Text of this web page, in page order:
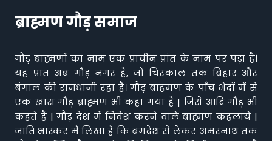
ब्राह्मण गौड़ समाज
गौड़ ब्राह्मणों का नाम एक प्राचीन प्रांत के नाम पर पड़ा है।
यह प्रांत अब गौड़ नगर है, जो चिरकाल तक बिहार और
बंगाल की राजधानी रहा है। गौड़ ब्राहमण के पाँच भेदों में से
एक खास गौड़ ब्राह्मण भी कहा गया है | जिसे आदि गौड़ भी
कहते हैं | गौड़ देश में निवेश करने वाले ब्राह्मण कहलाये |
जाति भास्कर मैं लिखा है कि बंगदेश से लेकर अमरनाथ तक